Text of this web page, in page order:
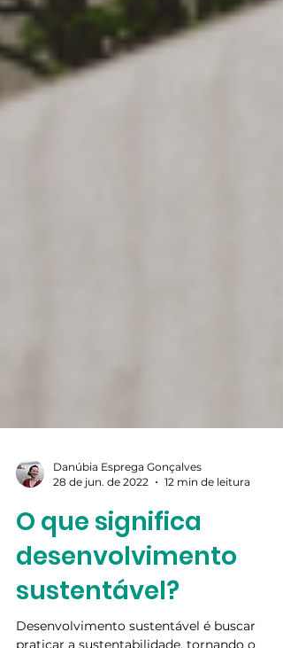
28 de jun. de 2022
12 min de leitura
O que significa
desenvolvimento
sustentável?